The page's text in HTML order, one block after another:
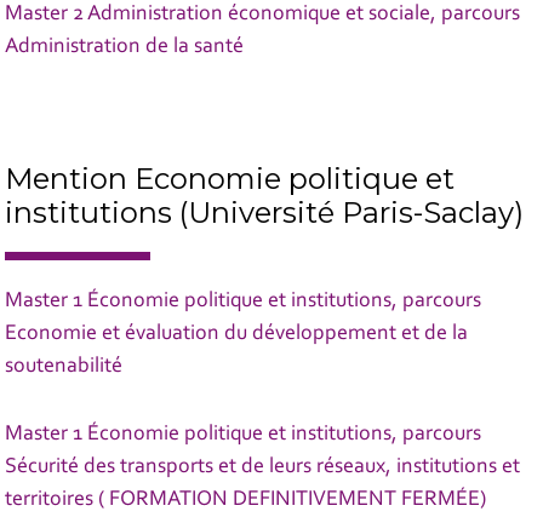
Master 2 Administration économique et sociale, parcours
Administration de la santé
Mention Economie politique et
institutions (Université Paris-Saclay)
Master 1 Économie politique et institutions, parcours
Economie et évaluation du développement et de la
soutenabilité
Master 1 Économie politique et institutions, parcours
Sécurité des transports et de leurs réseaux, institutions et
territoires ( FORMATION DEFINITIVEMENT FERMÉE)